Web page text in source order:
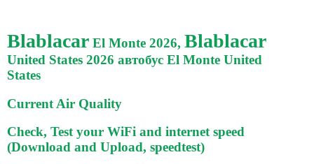
Blablacar El Monte 2026, Blablacar
United States 2026 автобус El Monte United
States
Current Air Quality
Check, Test your WiFi and internet speed
(Download and Upload, speedtest)